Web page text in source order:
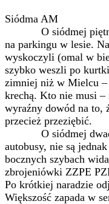
Siódma AM
O siódmej
na parkingu w lesie.
wyskoczyli (omal w
szybko weszli po
zimniej niż w Mielcu –
krechą. Kto nie musi –
wyraźny dowód na to,
przecież przeziębić.
O siódmej
autobusy, nie są
bocznych szybach
zbrojeniówki ZZPE
Po krótkiej naradzie
Większość zapada w